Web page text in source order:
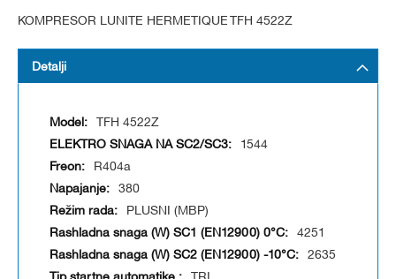
KOMPRESOR LUNITE HERMETIQUE TFH 4522Z
Detalji
TFH 4522Z
1544
R404a
380
PLUSNI (MBP)
4251
2635